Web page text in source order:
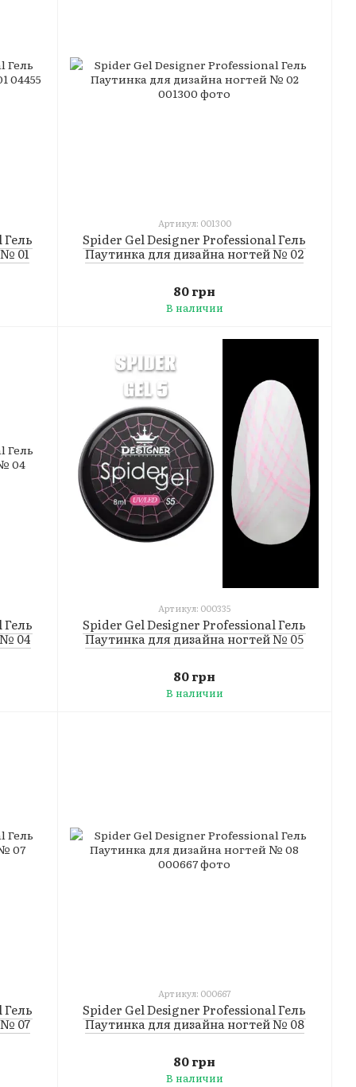
№ 01
Артикул: 001300
Spider Gel Designer Professional Гель
Паутинка для дизайна ногтей № 02
80 грн
В наличии
№ 04
Артикул: 000335
Spider Gel Designer Professional Гель
Паутинка для дизайна ногтей № 05
80 грн
В наличии
№ 07
Артикул: 000667
Spider Gel Designer Professional Гель
Паутинка для дизайна ногтей № 08
80 грн
В наличии